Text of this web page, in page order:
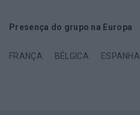
Presença do grupo na Europa
FRANÇA BÉLGICA ESPANHA